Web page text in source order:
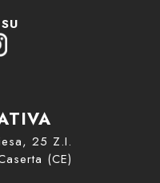
25 Z.I.
(CE)